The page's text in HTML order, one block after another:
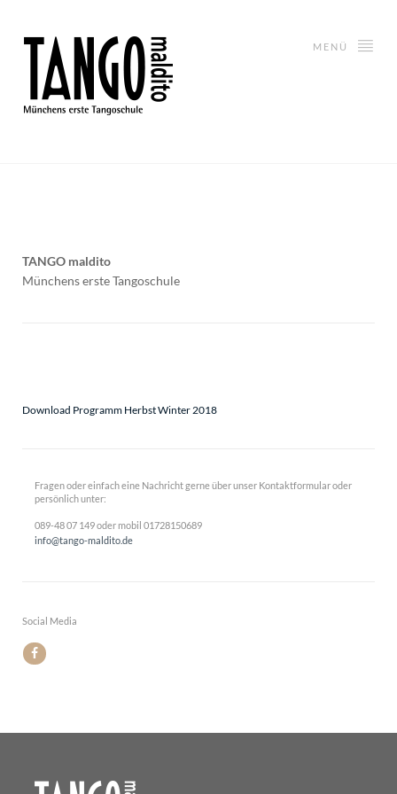
MENÜ
TANGO maldito
Münchens erste Tangoschule
Download Programm Herbst Winter 2018
Fragen oder einfach eine Nachricht gerne über unser Kontaktformular oder
persönlich unter:
089-48 07 149 oder mobil 01728150689
info@tango-maldito.de
Social Media